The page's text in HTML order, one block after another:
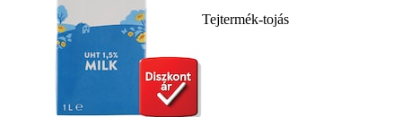
Tejtermék-tojás